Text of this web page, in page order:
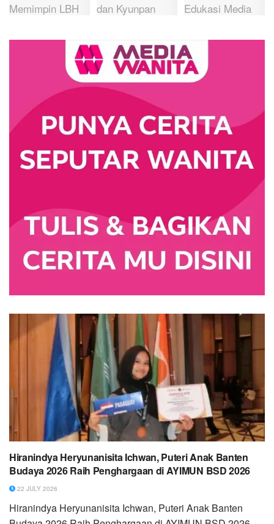
Hiranindya Heryunanisita Ichwan, Puteri Anak Banten
Budaya 2026 Raih Penghargaan di AYIMUN BSD 2026
22 JULY 2026
Hiranindya Heryunanisita Ichwan, Puteri Anak Banten